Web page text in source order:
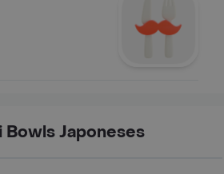
Bowls Japoneses